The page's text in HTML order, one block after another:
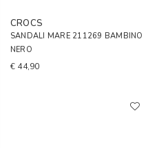
CROCS
SANDALI MARE 211269 BAMBINO
NERO
€ 44,90